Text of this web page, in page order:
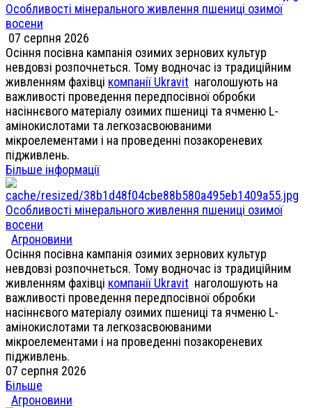
Особливості мінерального живлення пшениці озимої
восени
07 серпня 2026
Осіння посівна кампанія озимих зернових культур
невдовзі розпочнеться. Тому водночас із традиційним
живленням фахівці компанії Ukravit наголошують на
важливості проведення передпосівної обробки
насіннєвого матеріалу озимих пшениці та ячменю L-
амінокислотами та легкозасвоюваними
мікроелементами і на проведенні позакореневих
підживлень.
Більше інформації
Особливості мінерального живлення пшениці озимої
восени
Агроновини
Осіння посівна кампанія озимих зернових культур
невдовзі розпочнеться. Тому водночас із традиційним
живленням фахівці компанії Ukravit наголошують на
важливості проведення передпосівної обробки
насіннєвого матеріалу озимих пшениці та ячменю L-
амінокислотами та легкозасвоюваними
мікроелементами і на проведенні позакореневих
підживлень.
07 серпня 2026
Більше
Агроновини